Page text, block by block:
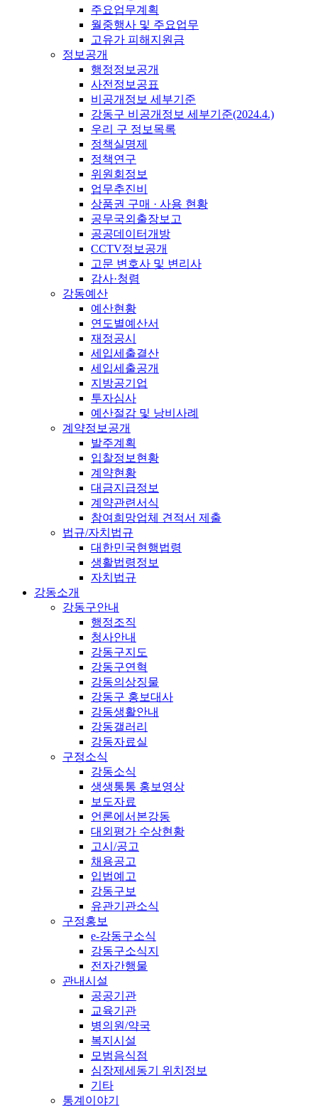
주요업무계획
월중행사 및 주요업무
고유가 피해지원금
정보공개
행정정보공개
사전정보공표
비공개정보 세부기준
강동구 비공개정보 세부기준(2024.4.)
우리 구 정보목록
정책실명제
정책연구
위원회정보
업무추진비
상품권 구매 · 사용 현황
공무국외출장보고
공공데이터개방
CCTV정보공개
고문 변호사 및 변리사
감사·청렴
강동예산
예산현황
연도별예산서
재정공시
세입세출결산
세입세출공개
지방공기업
투자심사
예산절감 및 낭비사례
계약정보공개
발주계획
입찰정보현황
계약현황
대금지급정보
계약관련서식
참여희망업체 견적서 제출
법규/자치법규
대한민국현행법령
생활법령정보
자치법규
강동소개
강동구안내
행정조직
청사안내
강동구지도
강동구연혁
강동의상징물
강동구 홍보대사
강동생활안내
강동갤러리
강동자료실
구정소식
강동소식
생생통통 홍보영상
보도자료
언론에서본강동
대외평가 수상현황
고시/공고
채용공고
입법예고
강동구보
유관기관소식
구정홍보
e-강동구소식
강동구소식지
전자간행물
관내시설
공공기관
교육기관
병의원/약국
복지시설
모범음식점
심장제세동기 위치정보
기타
통계이야기